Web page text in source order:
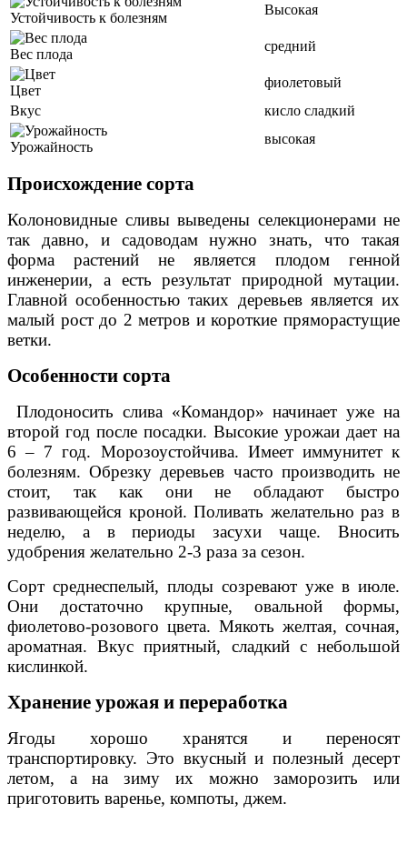
Устойчивость к болезням
Высокая
Вес плода
средний
Цвет
фиолетовый
Вкус
кисло сладкий
Урожайность
высокая
Происхождение сорта
Колоновидные сливы выведены селекционерами не
так давно, и садоводам нужно знать, что такая
форма растений не является плодом генной
инженерии, а есть результат природной мутации.
Главной особенностью таких деревьев является их
малый рост до 2 метров и короткие пряморастущие
ветки.
Особенности сорта
Плодоносить слива «Командор» начинает уже на
второй год после посадки. Высокие урожаи дает на
6 – 7 год. Морозоустойчива. Имеет иммунитет к
болезням. Обрезку деревьев часто производить не
стоит, так как они не обладают быстро
развивающейся кроной. Поливать желательно раз в
неделю, а в периоды засухи чаще. Вносить
удобрения желательно 2-3 раза за сезон.
Сорт среднеспелый, плоды созревают уже в июле.
Они достаточно крупные, овальной формы,
фиолетово-розового цвета. Мякоть желтая, сочная,
ароматная. Вкус приятный, сладкий с небольшой
кислинкой.
Хранение урожая и переработка
Ягоды хорошо хранятся и переносят
транспортировку. Это вкусный и полезный десерт
летом, а на зиму их можно заморозить или
приготовить варенье, компоты, джем.